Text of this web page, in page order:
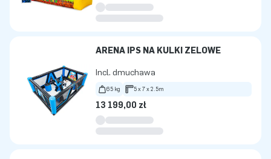
ARENA IPS NA KULKI ŻELOWE
Incl. dmuchawa
65 kg 5 x 7 x 2.5m
13 199,00 zł